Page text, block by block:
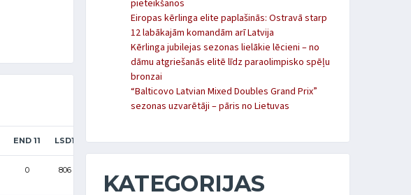
END 11 LSD1 LSD2 SCORE
0 806
pieteikšanos
Eiropas kērlinga elite paplašinās: Ostravā starp
12 labākajām komandām arī Latvija
Kērlinga jubilejas sezonas lielākie lēcieni – no
dāmu atgriešanās elitē līdz paraolimpisko spēļu
bronzai
“Balticovo Latvian Mixed Doubles Grand Prix”
sezonas uzvarētāji – pāris no Lietuvas
KATEGORIJAS